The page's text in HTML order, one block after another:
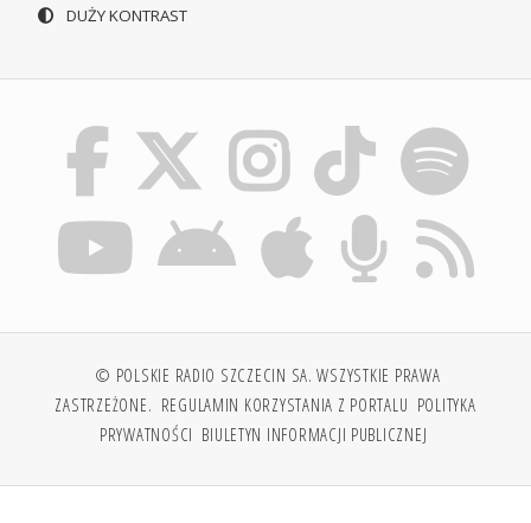
DUŻY KONTRAST
© POLSKIE RADIO SZCZECIN SA. WSZYSTKIE PRAWA
ZASTRZEŻONE. REGULAMIN KORZYSTANIA Z PORTALU POLITYKA
PRYWATNOŚCI BIULETYN INFORMACJI PUBLICZNEJ